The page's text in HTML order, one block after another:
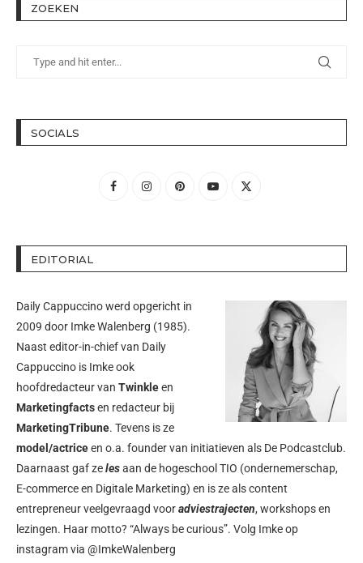
ZOEKEN
SOCIALS
EDITORIAL
Daily Cappuccino werd opgericht in
2009 door Imke Walenberg (1985).
Naast editor-in-chief van Daily
Cappuccino is Imke ook
hoofdredacteur van Twinkleen
Marketingfactsen redacteur bij
MarketingTribune. Tevens is ze
model/actriceen o.a. founder van initiatieven als De Podcastclub.
Daarnaast gaf zelesaan de hogeschool TIO (ondernemerschap,
E-commerce en Digitale Marketing) en is ze als content
entrepreneur veelgevraagd vooradviestrajecten, workshops en
lezingen. Haar motto? “Always be curious”. Volg Imke op
instagram via @ImkeWalenberg